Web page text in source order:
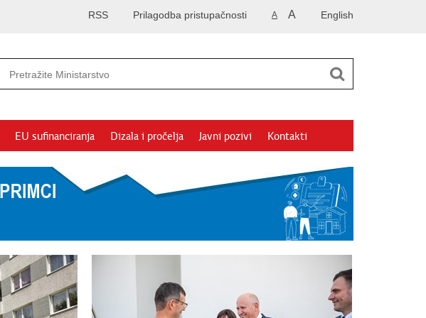
English
A A
Prilagodba pristupačnosti
RSS
EU sufinanciranja Dizala i pročelja Javni pozivi Kontakti